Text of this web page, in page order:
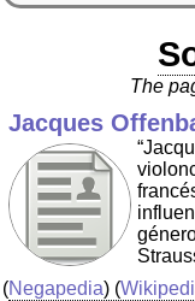
The
Jacques
(Negapedia) (